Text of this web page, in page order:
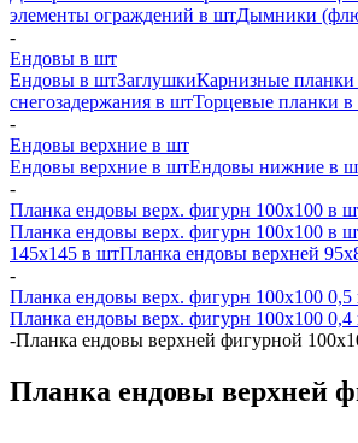
элементы ограждений в штДымники
-
Ендовы в шт
Ендовы в штЗаглушкиКарнизные
снегозадержания в штТорцевые планки
-
Ендовы верхние в шт
Ендовы верхние в штЕндовы нижние в
-
Планка ендовы верх. фигурн 100x100 в
Планка ендовы верх. фигурн 100x100 в
145х145 в штПланка ендовы верхней
-
Планка ендовы верх. фигурн 100x100
Планка ендовы верх. фигурн 100x100
-Планка ендовы верхней фигурной
Планка ендовы верхней